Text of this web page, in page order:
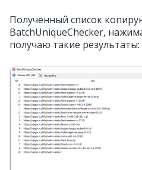
Полученный список
BatchUniqueChecker,
получаю такие результаты: